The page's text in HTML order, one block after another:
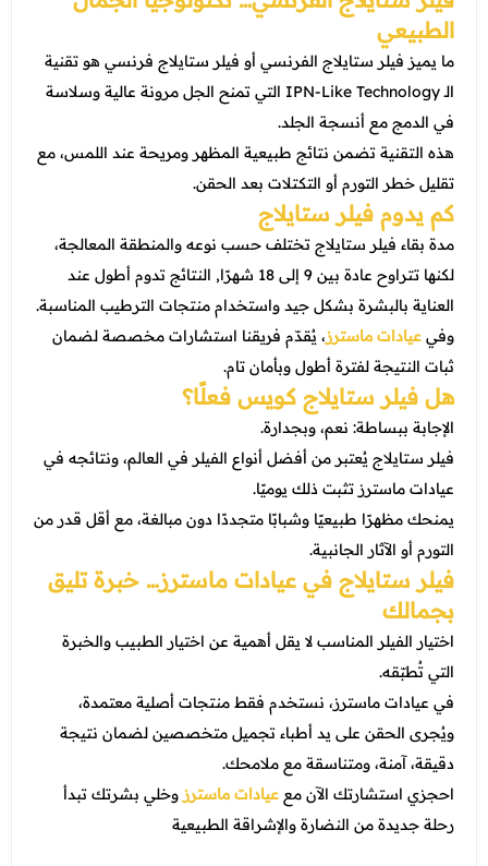
الطبيعي
ما يميز فيلر ستايلاج الفرنسي أو فيلر ستايلاج فرنسي هو تقنية
الـ IPN-Like Technology التي تمنح الجل مرونة عالية وسلاسة
في الدمج مع أنسجة الجلد.
هذه التقنية تضمن نتائج طبيعية المظهر ومريحة عند اللمس، مع
تقليل خطر التورم أو التكتلات بعد الحقن.
كم يدوم فيلر ستايلاج
مدة بقاء فيلر ستايلاج تختلف حسب نوعه والمنطقة المعالجة،
لكنها تتراوح عادة بين 9 إلى 18 شهرًا, النتائج تدوم أطول عند
العناية بالبشرة بشكل جيد واستخدام منتجات الترطيب المناسبة.
وفيعيادات ماسترز، يُقدّم فريقنا استشارات مخصصة لضمان
ثبات النتيجة لفترة أطول وبأمان تام.
هل فيلر ستايلاج كويس فعلًا؟
الإجابة ببساطة: نعم، وبجدارة.
فيلر ستايلاج يُعتبر من أفضل أنواع الفيلر في العالم، ونتائجه في
عيادات ماسترز تثبت ذلك يوميًا.
يمنحك مظهرًا طبيعيًا وشبابًا متجددًا دون مبالغة، مع أقل قدر من
التورم أو الآثار الجانبية.
فيلر ستايلاج في عيادات ماسترز… خبرة تليق
بجمالك
اختيار الفيلر المناسب لا يقل أهمية عن اختيار الطبيب والخبرة
التي تُطبّقه.
في عيادات ماسترز، نستخدم فقط منتجات أصلية معتمدة،
ويُجرى الحقن على يد أطباء تجميل متخصصين لضمان نتيجة
دقيقة، آمنة، ومتناسقة مع ملامحك.
احجزي استشارتك الآن مع عيادات ماسترزوخلي بشرتك تبدأ
رحلة جديدة من النضارة والإشراقة الطبيعية